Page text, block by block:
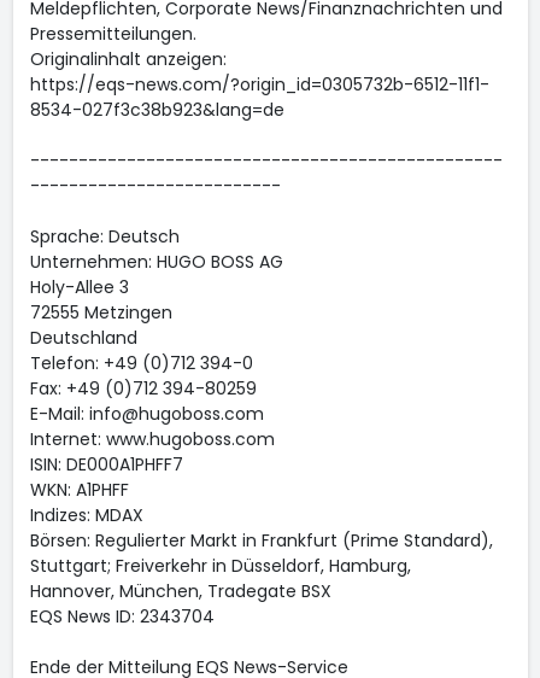
Meldepflichten, Corporate News/Finanznachrichten und
Pressemitteilungen.
Originalinhalt anzeigen:
https://eqs-news.com/?origin_id=0305732b-6512-11f1-
8534-027f3c38b923&lang=de
-------------------------------------------------
--------------------------
Sprache: Deutsch
Unternehmen: HUGO BOSS AG
Holy-Allee 3
72555 Metzingen
Deutschland
Telefon: +49 (0)712 394-0
Fax: +49 (0)712 394-80259
E-Mail: info@hugoboss.com
Internet: www.hugoboss.com
ISIN: DE000A1PHFF7
WKN: A1PHFF
Indizes: MDAX
Börsen: Regulierter Markt in Frankfurt (Prime Standard),
Stuttgart; Freiverkehr in Düsseldorf, Hamburg,
Hannover, München, Tradegate BSX
EQS News ID: 2343704
Ende der Mitteilung EQS News-Service